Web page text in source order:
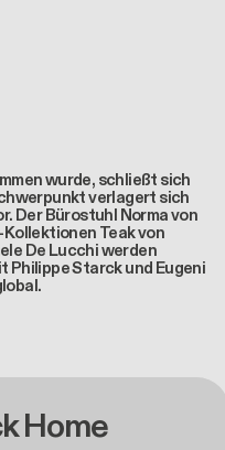
wurde, schließt sich
verlagert sich
Der Bürostuhl Norma von
Teak von
De Lucchi werden
Philippe Starck und Eugeni
Home